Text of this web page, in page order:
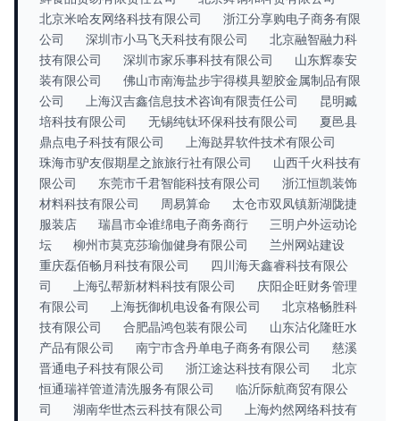
北京米哈友网络科技有限公司
浙江分享购电子商务有限
公司
深圳市小马飞天科技有限公司
北京融智融力科
技有限公司
深圳市家乐事科技有限公司
山东辉泰安
装有限公司
佛山市南海盐步宇得模具塑胶金属制品有限
公司
上海汉吉鑫信息技术咨询有限责任公司
昆明臧
培科技有限公司
无锡纯钛环保科技有限公司
夏邑县
鼎点电子科技有限公司
上海跶昇软件技术有限公司
珠海市驴友假期星之旅旅行社有限公司
山西千火科技有
限公司
东莞市千君智能科技有限公司
浙江恒凯装饰
材料科技有限公司
周易算命
太仓市双凤镇新湖陇捷
服装店
瑞昌市伞谁绵电子商务商行
三明户外运动论
坛
柳州市莫克莎瑜伽健身有限公司
兰州网站建设
重庆磊佰畅月科技有限公司
四川海天鑫睿科技有限公
司
上海弘帮新材料科技有限公司
庆阳企旺财务管理
有限公司
上海抚御机电设备有限公司
北京格畅胜科
技有限公司
合肥晶鸿包装有限公司
山东沾化隆旺水
产品有限公司
南宁市含丹单电子商务有限公司
慈溪
晋通电子科技有限公司
浙江途达科技有限公司
北京
恒通瑞祥管道清洗服务有限公司
临沂际航商贸有限公
司
湖南华世杰云科技有限公司
上海灼然网络科技有